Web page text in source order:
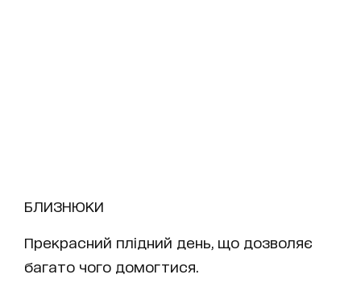
БЛИЗНЮКИ
Прекрасний плідний день, що дозволяє
багато чого домогтися.